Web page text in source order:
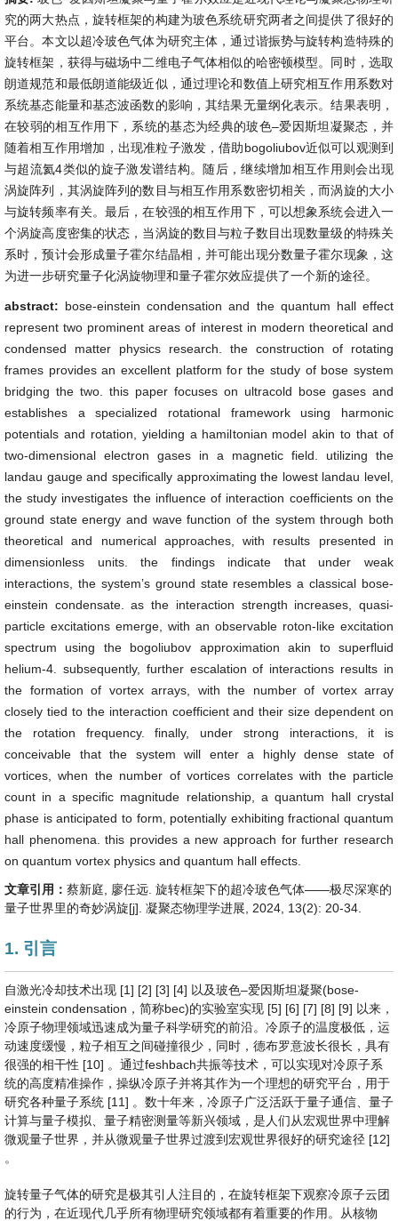
究的两大热点，旋转框架的构建为玻色系统研究两者之间提供了很好的
平台。本文以超冷玻色气体为研究主体，通过谐振势与旋转构造特殊的
旋转框架，获得与磁场中二维电子气体相似的哈密顿模型。同时，选取
朗道规范和最低朗道能级近似，通过理论和数值上研究相互作用系数对
系统基态能量和基态波函数的影响，其结果无量纲化表示。结果表明，
在较弱的相互作用下，系统的基态为经典的玻色–爱因斯坦凝聚态，并
随着相互作用增加，出现准粒子激发，借助bogoliubov近似可以观测到
与超流氦4类似的旋子激发谱结构。随后，继续增加相互作用则会出现
涡旋阵列，其涡旋阵列的数目与相互作用系数密切相关，而涡旋的大小
与旋转频率有关。最后，在较强的相互作用下，可以想象系统会进入一
个涡旋高度密集的状态，当涡旋的数目与粒子数目出现数量级的特殊关
系时，预计会形成量子霍尔结晶相，并可能出现分数量子霍尔现象，这
为进一步研究量子化涡旋物理和量子霍尔效应提供了一个新的途径。
abstract: bose-einstein condensation and the quantum hall effect
represent two prominent areas of interest in modern theoretical and
condensed matter physics research. the construction of rotating
frames provides an excellent platform for the study of bose system
bridging the two. this paper focuses on ultracold bose gases and
establishes a specialized rotational framework using harmonic
potentials and rotation, yielding a hamiltonian model akin to that of
two-dimensional electron gases in a magnetic field. utilizing the
landau gauge and specifically approximating the lowest landau level,
the study investigates the influence of interaction coefficients on the
ground state energy and wave function of the system through both
theoretical and numerical approaches, with results presented in
dimensionless units. the findings indicate that under weak
interactions, the system’s ground state resembles a classical bose-
einstein condensate. as the interaction strength increases, quasi-
particle excitations emerge, with an observable roton-like excitation
spectrum using the bogoliubov approximation akin to superfluid
helium-4. subsequently, further escalation of interactions results in
the formation of vortex arrays, with the number of vortex array
closely tied to the interaction coefficient and their size dependent on
the rotation frequency. finally, under strong interactions, it is
conceivable that the system will enter a highly dense state of
vortices, when the number of vortices correlates with the particle
count in a specific magnitude relationship, a quantum hall crystal
phase is anticipated to form, potentially exhibiting fractional quantum
hall phenomena. this provides a new approach for further research
on quantum vortex physics and quantum hall effects.
文章引用： 蔡新庭, 廖任远. 旋转框架下的超冷玻色气体——极尽深寒的
量子世界里的奇妙涡旋[j]. 凝聚态物理学进展, 2024, 13(2): 20-34.
1. 引言
自激光冷却技术出现 [1] [2] [3] [4] 以及玻色–爱因斯坦凝聚(bose-
einstein condensation，简称bec)的实验室实现 [5] [6] [7] [8] [9] 以来，
冷原子物理领域迅速成为量子科学研究的前沿。冷原子的温度极低，运
动速度缓慢，粒子相互之间碰撞很少，同时，德布罗意波长很长，具有
很强的相干性 [10] 。通过feshbach共振等技术，可以实现对冷原子系
统的高度精准操作，操纵冷原子并将其作为一个理想的研究平台，用于
研究各种量子系统 [11] 。数十年来，冷原子广泛活跃于量子通信、量子
计算与量子模拟、量子精密测量等新兴领域，是人们从宏观世界中理解
微观量子世界，并从微观量子世界过渡到宏观世界很好的研究途径 [12]
。
旋转量子气体的研究是极其引人注目的，在旋转框架下观察冷原子云团
的行为，在近现代几乎所有物理研究领域都有着重要的作用。从核物